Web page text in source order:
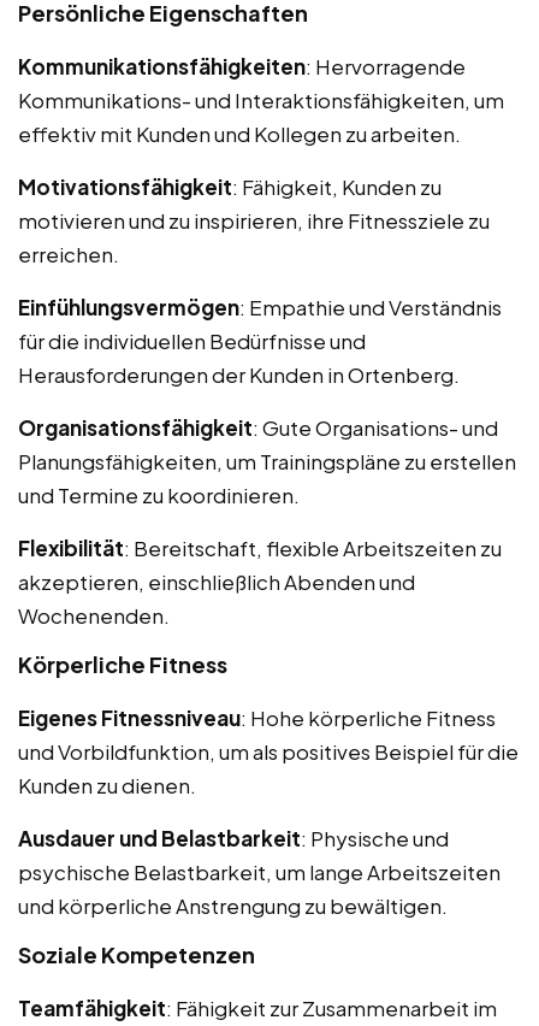
Persönliche Eigenschaften
Kommunikationsfähigkeiten: Hervorragende
Kommunikations- und Interaktionsfähigkeiten, um
effektiv mit Kunden und Kollegen zu arbeiten.
Motivationsfähigkeit: Fähigkeit, Kunden zu
motivieren und zu inspirieren, ihre Fitnessziele zu
erreichen.
Einfühlungsvermögen: Empathie und Verständnis
für die individuellen Bedürfnisse und
Herausforderungen der Kunden in Ortenberg.
Organisationsfähigkeit: Gute Organisations- und
Planungsfähigkeiten, um Trainingspläne zu erstellen
und Termine zu koordinieren.
Flexibilität: Bereitschaft, flexible Arbeitszeiten zu
akzeptieren, einschließlich Abenden und
Wochenenden.
Körperliche Fitness
Eigenes Fitnessniveau: Hohe körperliche Fitness
und Vorbildfunktion, um als positives Beispiel für die
Kunden zu dienen.
Ausdauer und Belastbarkeit: Physische und
psychische Belastbarkeit, um lange Arbeitszeiten
und körperliche Anstrengung zu bewältigen.
Soziale Kompetenzen
Teamfähigkeit: Fähigkeit zur Zusammenarbeit im